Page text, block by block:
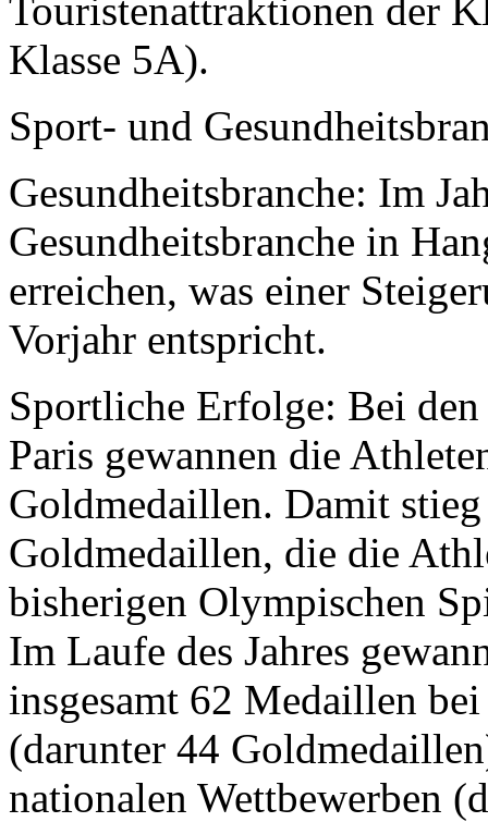
Touristenattraktionen der
Klasse 5A).
Sport- und
Gesundheitsbranche: Im
Gesundheitsbranche in
erreichen, was einer
Vorjahr entspricht.
Sportliche Erfolge: Bei
Paris gewannen die
Goldmedaillen. Damit
Goldmedaillen, die die
bisherigen Olympischen
Im Laufe des Jahres
insgesamt 62 Medaillen
(darunter 44
nationalen Wettbewerben